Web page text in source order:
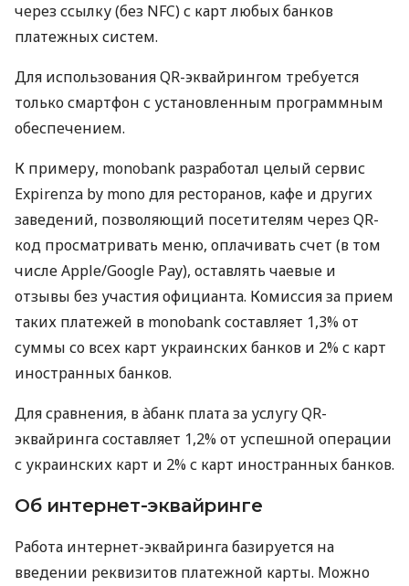
через ссылку (без NFC) с карт любых банков
платежных систем.
Для использования QR-эквайрингом требуется
только смартфон с установленным программным
обеспечением.
К примеру, monobank разработал целый сервис
Expirenza by mono для ресторанов, кафе и других
заведений, позволяющий посетителям через QR-
код просматривать меню, оплачивать счет (в том
числе Apple/Google Pay), оставлять чаевые и
отзывы без участия официанта. Комиссия за прием
таких платежей в monobank составляет 1,3% от
суммы со всех карт украинских банков и 2% с карт
иностранных банков.
Для сравнения, в àбанк плата за услугу QR-
эквайринга составляет 1,2% от успешной операции
с украинских карт и 2% с карт иностранных банков.
Об интернет-эквайринге
Работа интернет-эквайринга базируется на
введении реквизитов платежной карты. Можно